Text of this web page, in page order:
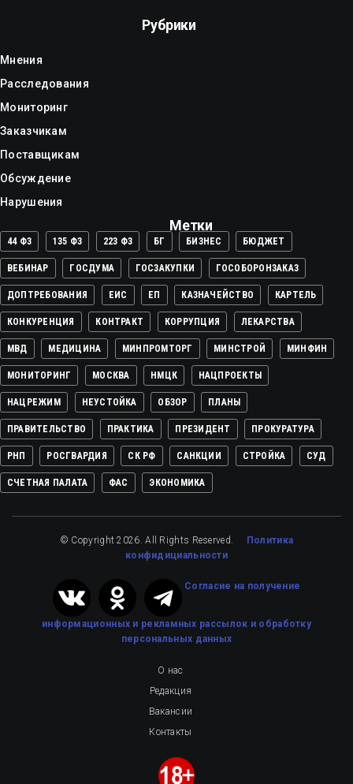
Рубрики
Мнения
Расследования
Мониторинг
Заказчикам
Поставщикам
Обсуждение
Нарушения
Метки
44 ФЗ 135 ФЗ 223 ФЗ БГ БИЗНЕС БЮДЖЕТ
ВЕБИНАР ГОСДУМА ГОСЗАКУПКИ ГОСОБОРОНЗАКАЗ
ДОПТРЕБОВАНИЯ ЕИС ЕП КАЗНАЧЕЙСТВО КАРТЕЛЬ
КОНКУРЕНЦИЯ КОНТРАКТ КОРРУПЦИЯ ЛЕКАРСТВА
МВД МЕДИЦИНА МИНПРОМТОРГ МИНСТРОЙ МИНФИН
МОНИТОРИНГ МОСКВА НМЦК НАЦПРОЕКТЫ
НАЦРЕЖИМ НЕУСТОЙКА ОБЗОР ПЛАНЫ
ПРАВИТЕЛЬСТВО ПРАКТИКА ПРЕЗИДЕНТ ПРОКУРАТУРА
РНП РОСГВАРДИЯ СК РФ САНКЦИИ СТРОЙКА СУД
СЧЕТНАЯ ПАЛАТА ФАС ЭКОНОМИКА
© Copyright 2026. All Rights Reserved. Политика
конфидициальности
Cогласие на получение
информационных и рекламных рассылок и обработку
персональных данных
О нас
Редакция
Вакансии
Контакты